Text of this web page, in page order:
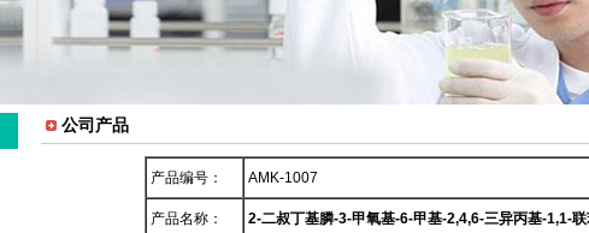
公司产品
产品编号： AMK-1007
产品名称： 2-二叔丁基膦-3-甲氧基-6-甲基-2,4,6-三异丙基-1,1-